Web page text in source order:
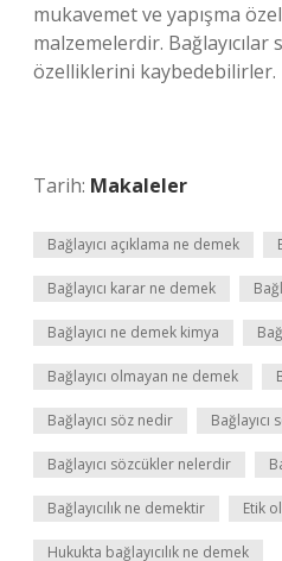
mukavemet ve yapışma
malzemelerdir.
özelliklerini kaybedebilirler.
Tarih: Makaleler
Bağlayıcı açıklama ne demek
Bağlayıcı karar ne demek
Bağlayıcı ne demek kimya
Bağlayıcı olmayan ne demek
Bağlayıcı söz nedir
Bağlayıcı sözcükler nelerdir
Bağlayıcılık ne demektir Etik
Hukukta bağlayıcılık ne demek